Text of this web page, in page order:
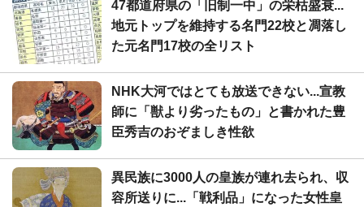
47都道府県の「旧制一中」の栄枯盛衰...
地元トップを維持する名門22校と凋落し
た元名門17校の全リスト
NHK大河ではとても放送できない...宣教
師に「獣より劣ったもの」と書かれた豊
臣秀吉のおぞましき性欲
異民族に3000人の皇族が連れ去られ、収
容所送りに...「戦利品」になった女性皇